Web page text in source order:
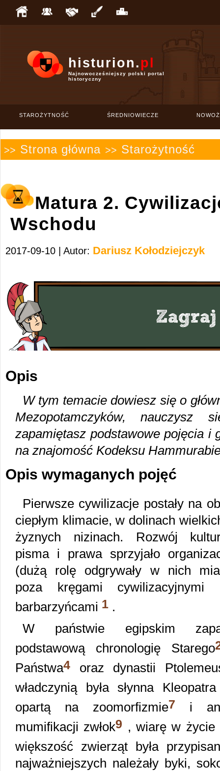
histurion.pl
Najnowocześniejszy polski portal
historyczny
STAROŻYTNOŚĆ ŚREDNIOWIECZE
>> Strona główna >> Starożytność
Matura 2.
Wschodu
2017-09-10 | Autor: Dariusz Kołodziejczyk
Opis
W tym temacie dowiesz się o
Mezopotamczyków, nauczysz
zapamiętasz podstawowe pojęcia i
na znajomość Kodeksu
Opis wymaganych pojęć
Pierwsze cywilizacje postały na
ciepłym klimacie, w dolinach
żyznych nizinach. Rozwój
pisma i prawa sprzyjało
(dużą rolę odgrywały w nich
poza kręgami cywilizacyjnymi
barbarzyńcami 1 .
W państwie egipskim
podstawową chronologię Starego
Państwa4 oraz dynastii
władczynią była słynna
opartą na zoomorfizmie7 i
mumifikacji zwłok9 , wiarę w życie
większość zwierząt była
najważniejszych należały byki,